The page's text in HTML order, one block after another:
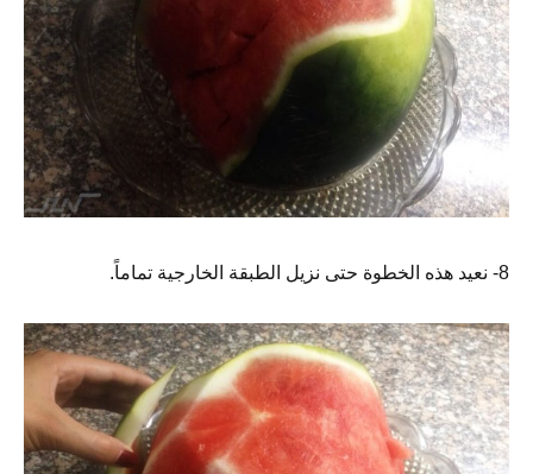
8- نعيد هذه الخطوة حتى نزيل الطبقة الخارجية تماماً.